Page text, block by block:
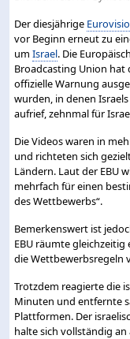
Der diesjährige
vor Beginn erneut zu
umIsrael. Die
Broadcasting Union hat
offizielle Warnung
wurden, in denen
aufrief, zehnmal für
Die Videos waren in
und richteten sich
Ländern. Laut der EBU
mehrfach für einen
des Wettbewerbs“.
Bemerkenswert ist
EBU räumte
die Wettbewerbsregeln
Trotzdem reagierte die
Minuten und entfernte
Plattformen. Der
halte sich vollständig